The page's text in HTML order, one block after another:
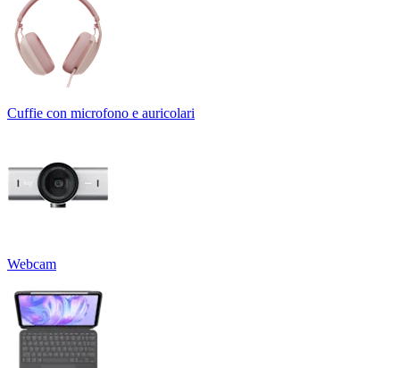
Cuffie con microfono e auricolari
Webcam